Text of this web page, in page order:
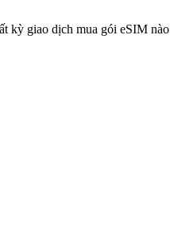
kỳ giao dịch mua gói eSIM nào